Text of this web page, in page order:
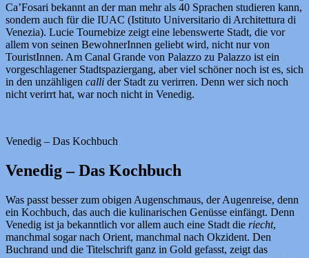
Ca’Fosari bekannt an der man mehr als 40 Sprachen studieren kann,
sondern auch für die IUAC (Istituto Universitario di Architettura di
Venezia). Lucie Tournebize zeigt eine lebenswerte Stadt, die vor
allem von seinen BewohnerInnen geliebt wird, nicht nur von
TouristInnen. Am Canal Grande von Palazzo zu Palazzo ist ein
vorgeschlagener Stadtspaziergang, aber viel schöner noch ist es, sich
in den unzähligen calli der Stadt zu verirren. Denn wer sich noch
nicht verirrt hat, war noch nicht in Venedig.
Venedig – Das Kochbuch
Venedig – Das Kochbuch
Was passt besser zum obigen Augenschmaus, der Augenreise, denn
ein Kochbuch, das auch die kulinarischen Genüsse einfängt. Denn
Venedig ist ja bekanntlich vor allem auch eine Stadt die riecht,
manchmal sogar nach Orient, manchmal nach Okzident. Den
Buchrand und die Titelschrift ganz in Gold gefasst, zeigt das